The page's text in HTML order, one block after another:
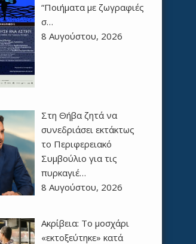
“Ποιήματα με ζωγραφιές
σ…
8 Αυγούστου, 2026
Στη Θήβα ζητά να
συνεδριάσει εκτάκτως
το Περιφερειακό
Συμβούλιο για τις
πυρκαγιέ…
8 Αυγούστου, 2026
Ακρίβεια: Το μοσχάρι
«εκτοξεύτηκε» κατά